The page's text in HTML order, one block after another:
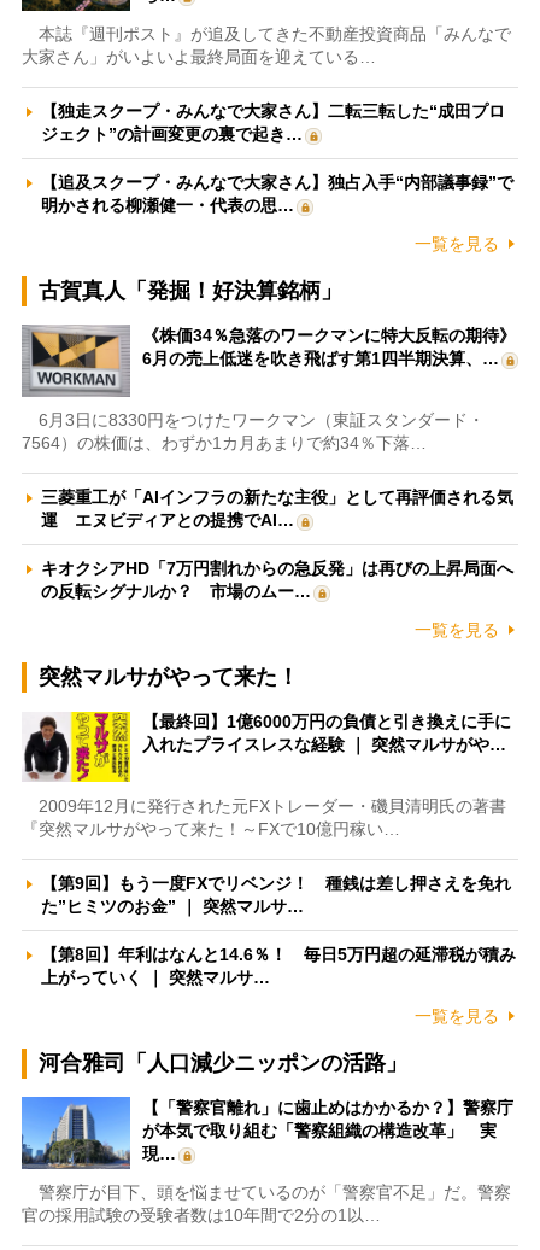
本誌『週刊ポスト』が追及してきた不動産投資商品「みんなで
大家さん」がいよいよ最終局面を迎えている…
【独走スクープ・みんなで大家さん】二転三転した“成田プロ
ジェクト”の計画変更の裏で起き…
【追及スクープ・みんなで大家さん】独占入手“内部議事録”で
明かされる柳瀬健一・代表の思…
一覧を見る
古賀真人「発掘！好決算銘柄」
《株価34％急落のワークマンに特大反転の期待》
6月の売上低迷を吹き飛ばす第1四半期決算、…
6月3日に8330円をつけたワークマン（東証スタンダード・
7564）の株価は、わずか1カ月あまりで約34％下落…
三菱重工が「AIインフラの新たな主役」として再評価される気
運 エヌビディアとの提携でAI…
キオクシアHD「7万円割れからの急反発」は再びの上昇局面へ
の反転シグナルか？ 市場のムー…
一覧を見る
突然マルサがやって来た！
【最終回】1億6000万円の負債と引き換えに手に
入れたプライスレスな経験 ｜ 突然マルサがや…
2009年12月に発行された元FXトレーダー・磯貝清明氏の著書
『突然マルサがやって来た！～FXで10億円稼い…
【第9回】もう一度FXでリベンジ！ 種銭は差し押さえを免れ
た”ヒミツのお金” ｜ 突然マルサ…
【第8回】年利はなんと14.6％！ 毎日5万円超の延滞税が積み
上がっていく ｜ 突然マルサ…
一覧を見る
河合雅司「人口減少ニッポンの活路」
【「警察官離れ」に歯止めはかかるか？】警察庁
が本気で取り組む「警察組織の構造改革」 実
現…
警察庁が目下、頭を悩ませているのが「警察官不足」だ。警察
官の採用試験の受験者数は10年間で2分の1以…